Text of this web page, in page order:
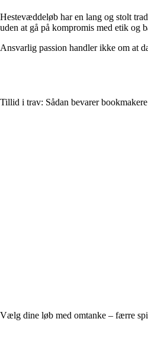
Hestevæddeløb har en lang og stolt
uden at gå på kompromis med etik og
Ansvarlig passion handler ikke om at
Tillid i trav: Sådan bevarer
Vælg dine løb med omtanke – færre